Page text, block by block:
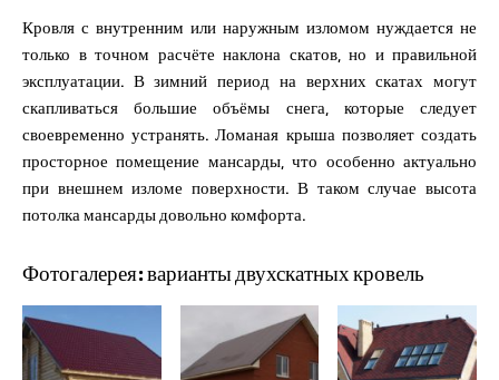
Кровля с внутренним или наружным изломом нуждается не
только в точном расчёте наклона скатов, но и правильной
эксплуатации. В зимний период на верхних скатах могут
скапливаться большие объёмы снега, которые следует
своевременно устранять. Ломаная крыша позволяет создать
просторное помещение мансарды, что особенно актуально
при внешнем изломе поверхности. В таком случае высота
потолка мансарды довольно комфорта.
Фотогалерея: варианты двухскатных кровель